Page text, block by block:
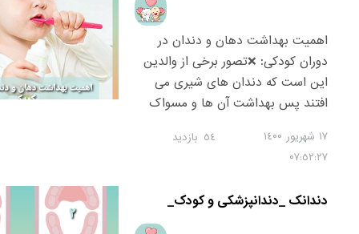
اهمیت بهداشت دهان و دندان در
دوران کودکی: ❌تصور برخی از والدین
این است که دندان های شیری می
افتند پس بهداشت آن ها و مسواک
ندارد.❌ در حالی که مسواک و رعایت
بهداشت دهان و دندان، از همون ماه
👶🏻 دندان های شیری نقش مهمی در
تغذیه و توانایی جویدن غذا توسط
١٧ شهریور ١٤۰۰
۰٧:٥٢:٢٧
٥٤ بازدید
دندانک _دندانپزشکی و کودک_